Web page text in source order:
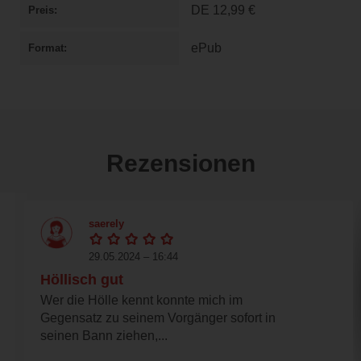
Preis DE 12,99 €
Format ePub
Rezensionen
saerely
29.05.2024 – 16:44
Höllisch gut
Wer die Hölle kennt konnte mich im
Gegensatz zu seinem Vorgänger sofort in
seinen Bann ziehen,...